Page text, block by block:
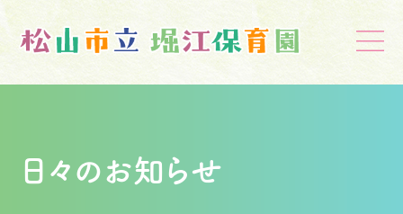
日々のお知らせ